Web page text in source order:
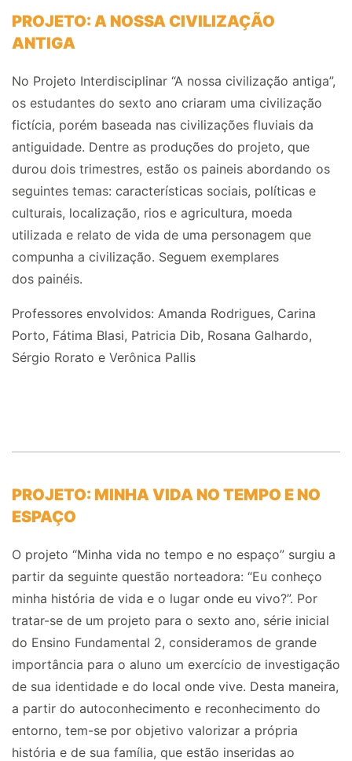
PROJETO: A NOSSA CIVILIZAÇÃO
ANTIGA
No Projeto Interdisciplinar “A nossa civilização antiga”,
os estudantes do sexto ano criaram uma civilização
fictícia, porém baseada nas civilizações fluviais da
antiguidade. Dentre as produções do projeto, que
durou dois trimestres, estão os paineis abordando os
seguintes temas: características sociais, políticas e
culturais, localização, rios e agricultura, moeda
utilizada e relato de vida de uma personagem que
compunha a civilização. Seguem exemplares
dos painéis.
Professores envolvidos: Amanda Rodrigues, Carina
Porto, Fátima Blasi, Patricia Dib, Rosana Galhardo,
Sérgio Rorato e Verônica Pallis
PROJETO: MINHA VIDA NO TEMPO E NO
ESPAÇO
O projeto “Minha vida no tempo e no espaço” surgiu a
partir da seguinte questão norteadora: “Eu conheço
minha história de vida e o lugar onde eu vivo?”. Por
tratar-se de um projeto para o sexto ano, série inicial
do Ensino Fundamental 2, consideramos de grande
importância para o aluno um exercício de investigação
de sua identidade e do local onde vive. Desta maneira,
a partir do autoconhecimento e reconhecimento do
entorno, tem-se por objetivo valorizar a própria
história e de sua família, que estão inseridas ao